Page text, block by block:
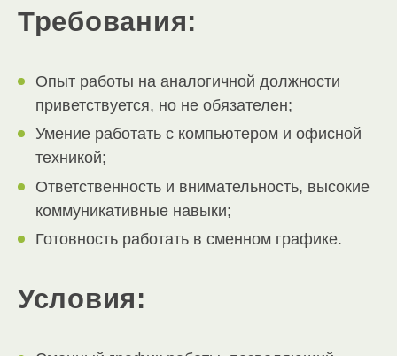
Требования:
Опыт работы на аналогичной должности
приветствуется, но не обязателен;
Умение работать с компьютером и офисной
техникой;
Ответственность и внимательность, высокие
коммуникативные навыки;
Готовность работать в сменном графике.
Условия: